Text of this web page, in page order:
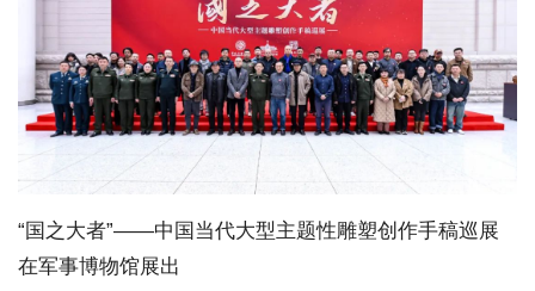
“国之大者”——中国当代大型主题性雕塑创作手稿巡展
在军事博物馆展出